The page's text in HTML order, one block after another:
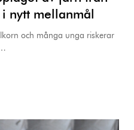
nytt mellanmål
och många unga riskerar